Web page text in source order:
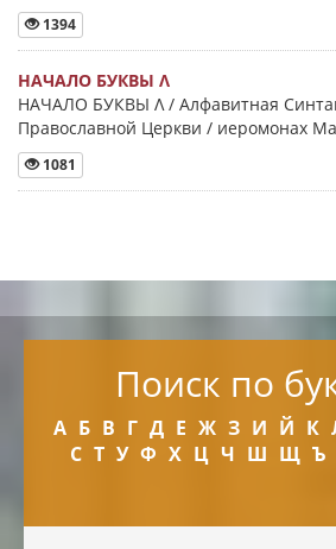
1394
НАЧАЛО БУКВЫ Λ
НАЧАЛО БУКВЫ Λ / Алфавитная
Православной Церкви / иеромонах
1081
Поиск по
А Б В Г Д Е Ж З И Й К
С Т У Ф Х Ц Ч Ш Щ Ъ